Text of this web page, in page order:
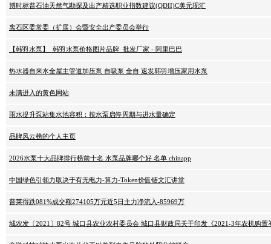
博时标普石油天然气勘探及出产精选职业指数建议(QDII)C美元现汇
离石区委常委（扩展）会暨安全出产委员会举行
【韩羽水泵】_韩羽水泵价格图片品牌_批发厂家 - 阿里巴巴
热水器自来水全屋主管道加压泵 自吸泵 全自 速发韩羽增压家用水泵
未满进入的黄色网站
雨水提升泵站集水池容积：按水泵启停周期与进水量确定
品牌风云榜的个人主页
2026水泵十大品牌排行榜前十名 水泵品牌哪个好 名单 chinapp
中国绿色引领力取决于有无电力-算力-Token价值链文汇讲堂
普莱得跌081%成交额274105万元近5日主力净流入-85969万
城农发〔2021〕82号 城口县农业农村委员会 城口县财政局关于印发《2021-3年农机购置